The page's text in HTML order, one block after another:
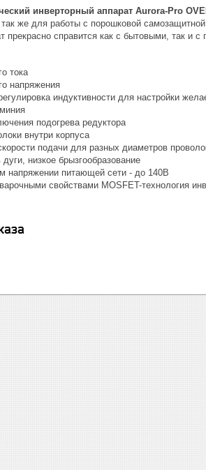
инверторный аппарат Aurora-Pro
так же для работы с порошковой
прекрасно справится как с бытовыми, так и
тока
напряжения
индуктивности для настройки
подогрева редуктора
внутри корпуса
подачи для разных диаметров
низкое брызгообразование
напряжении питающей сети - до 140В
свойствами MOSFET-технология